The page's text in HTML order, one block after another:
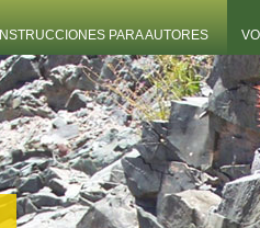
INSTRUCCIONES PARA AUTORES